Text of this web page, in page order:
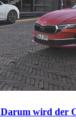
Darum wird der